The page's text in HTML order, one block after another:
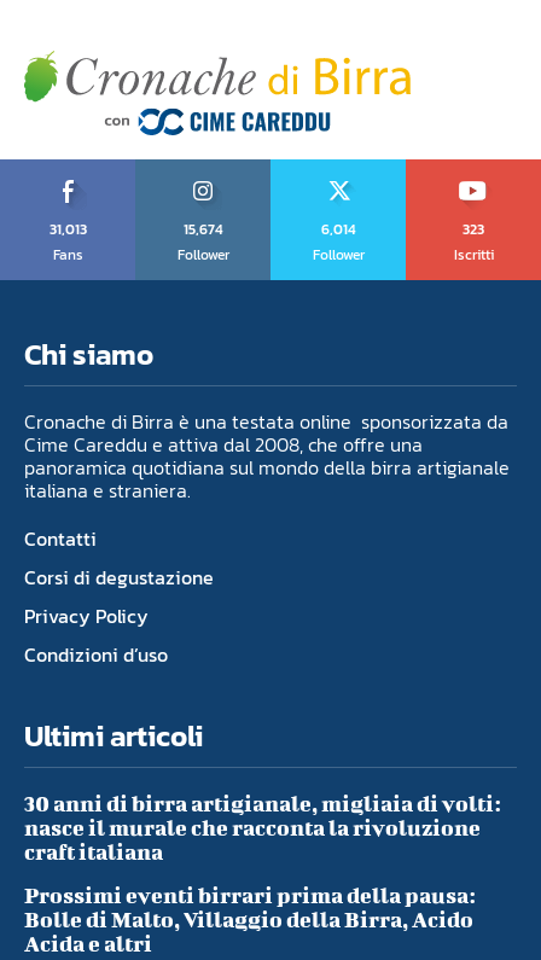
31,013
Fans
15,674
Follower
6,014
Follower
323
Iscritti
Chi siamo
Cronache di Birra è una testata online sponsorizzata da
Cime Careddu e attiva dal 2008, che offre una
panoramica quotidiana sul mondo della birra artigianale
italiana e straniera.
Contatti
Corsi di degustazione
Privacy Policy
Condizioni d’uso
Ultimi articoli
30 anni di birra artigianale, migliaia di volti:
nasce il murale che racconta la rivoluzione
craft italiana
Prossimi eventi birrari prima della pausa:
Bolle di Malto, Villaggio della Birra, Acido
Acida e altri